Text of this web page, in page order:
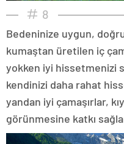
8
Bedeninize uygun,
kumaştan üretilen iç
yokken iyi hissetmenizi
kendinizi daha rahat
yandan iyi çamaşırlar,
görünmesine katkı